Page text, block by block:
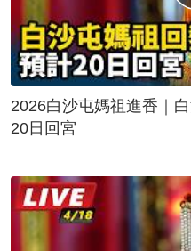
2026白沙屯媽祖進香｜
20日回宮